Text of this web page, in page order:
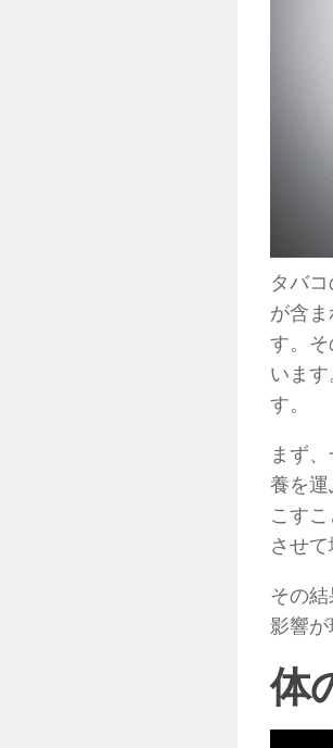
タバ
が含
す。
いま
す。
まず
養を
こす
させ
その
影響
体